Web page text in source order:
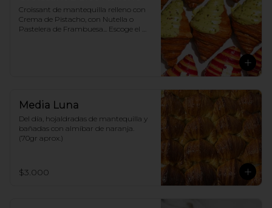
Croissant de mantequilla relleno con
Crema de Pistacho, con Nutella o
Pastelera de Frambuesa... Escoge el
Media Luna
Del día, hojaldradas de mantequilla y
bañadas con almíbar de naranja.
(70gr aprox.)
$3.000